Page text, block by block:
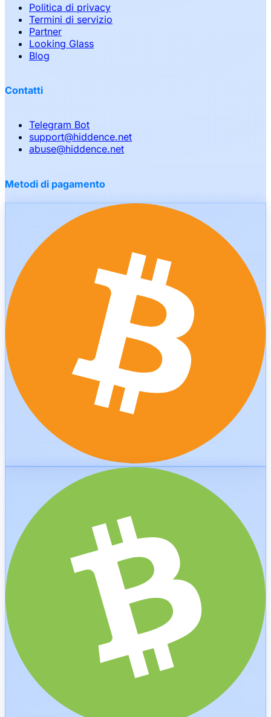
Politica di privacy
Termini di servizio
Partner
Looking Glass
Blog
Contatti
Telegram Bot
support@hiddence.net
abuse@hiddence.net
Metodi di pagamento